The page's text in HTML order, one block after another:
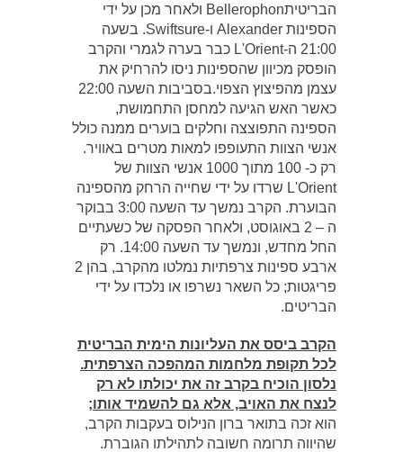
הבריטיתBellerophon ולאחר מכן על ידי
הספינות Alexander ו-Swiftsure. בשעה
21:00 ה-L'Orient כבר בערה לגמרי והקרב
הופסק מכיוון שהספינות ניסו להרחיק את
עצמן מהפיצוץ הצפוי.בסביבות השעה 22:00
כאשר האש הגיעה למחסן התחמושת,
הספינה התפוצצה וחלקים בוערים ממנה כולל
אנשי הצוות התעופפו למאות מטרים באוויר.
רק כ- 100 מתוך 1000 אנשי הצוות של
L'Orient שרדו על ידי שחייה הרחק מהספינה
הבוערת. הקרב נמשך עד השעה 3:00 בבוקר
ה – 2 באוגוסט, ולאחר הפסקה של כשעתיים
החל מחדש, ונמשך עד השעה 14:00. רק
ארבע ספינות צרפתיות נמלטו מהקרב, בהן 2
פריגטות; כל השאר נשרפו או נלכדו על ידי
הבריטים.
הקרב ביסס את העליונות הימית הבריטית
לכל תקופת מלחמות המהפכה הצרפתית.
נלסון הוכיח בקרב זה את יכולתו לא רק
לנצח את האויב, אלא גם להשמיד אותו;
הוא זכה בתואר ברון הנילוס בעקבות הקרב,
שהיווה תרומה חשובה לתהילתו הגוברת.